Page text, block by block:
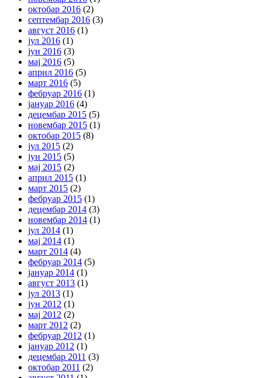
октобар 2016 (2)
септембар 2016 (3)
август 2016 (1)
јул 2016 (1)
јун 2016 (3)
мај 2016 (5)
април 2016 (5)
март 2016 (5)
фебруар 2016 (1)
јануар 2016 (4)
децембар 2015 (5)
новембар 2015 (1)
октобар 2015 (8)
јул 2015 (2)
јун 2015 (5)
мај 2015 (2)
април 2015 (1)
март 2015 (2)
фебруар 2015 (1)
децембар 2014 (3)
новембар 2014 (1)
јул 2014 (1)
мај 2014 (1)
март 2014 (4)
фебруар 2014 (5)
јануар 2014 (1)
август 2013 (1)
јул 2013 (1)
јун 2012 (1)
мај 2012 (2)
март 2012 (2)
фебруар 2012 (1)
јануар 2012 (1)
децембар 2011 (3)
октобар 2011 (2)